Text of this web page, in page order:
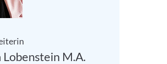
M.A.